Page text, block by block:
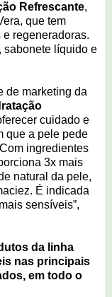
Refrescante,
que tem
regeneradoras.
sabonete líquido e
de marketing da
cuidado e
que a pele pede
ingredientes
3x mais
natural da pele,
É indicada
sensíveis”,
da linha
nas principais
em todo o